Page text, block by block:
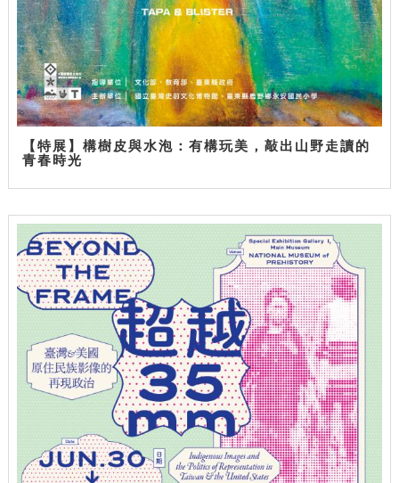
【特展】構樹皮與水泡：有構玩美，敲出山野走讀的
青春時光